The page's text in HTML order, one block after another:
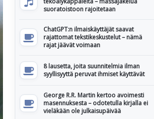
suoratoistoon rajoitetaan
ChatGPT:n ilmaiskäyttäjät saavat
rajattomat tekstikeskustelut – nämä
rajat jäävät voimaan
8 lausetta, joita suunnitelmia ilman
syyllisyyttä peruvat ihmiset käyttävät
George R.R. Martin kertoo avoimesti
masennuksesta – odotetulla kirjalla ei
vieläkään ole julkaisupäivää